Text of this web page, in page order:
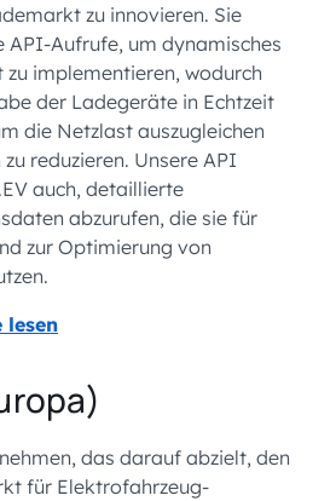
zu innovieren. Sie
API-Aufrufe, um dynamisches
implementieren, wodurch
der Ladegeräte in Echtzeit
die Netzlast auszugleichen
reduzieren. Unsere API
auch, detaillierte
abzurufen, die sie für
zur Optimierung von
lesen
das darauf abzielt, den
für Elektrofahrzeug-